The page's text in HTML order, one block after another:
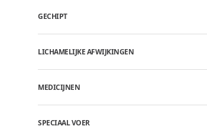
GECHIPT
LICHAMELIJKE AFWIJKINGEN
MEDICIJNEN
SPECIAAL VOER